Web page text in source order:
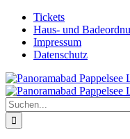
Zum
Inhalt
springen
FacebookTickets
Haus- und
Impressum
Datenschutz
Suche
nach: